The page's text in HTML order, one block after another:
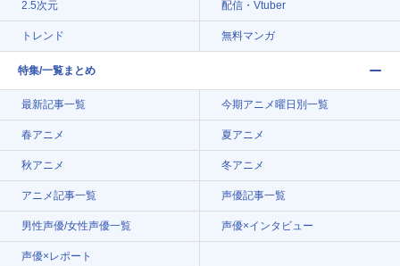
2.5次元 配信・Vtuber
トレンド 無料マンガ
特集/一覧まとめ
最新記事一覧 今期アニメ曜日別一覧
春アニメ 夏アニメ
秋アニメ 冬アニメ
アニメ記事一覧 声優記事一覧
男性声優/女性声優一覧 声優×インタビュー
声優×レポート